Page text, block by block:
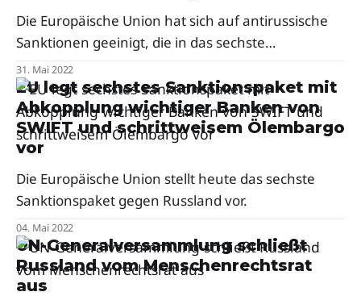
Die Europäische Union hat sich auf antirussische
Sanktionen geeinigt, die in das sechste
Restriktionspaket aufgenommen werden.
31. Mai 2022
EU legt sechstes Sanktionspaket mit
Abkopplung wichtiger Banken von
SWIFT und schrittweisem Ölembargo
vor
Die Europäische Union stellt heute das sechste
Sanktionspaket gegen Russland vor.
04. Mai 2022
UN-Generalversammlung schließt
Russland vom Menschenrechtsrat
aus